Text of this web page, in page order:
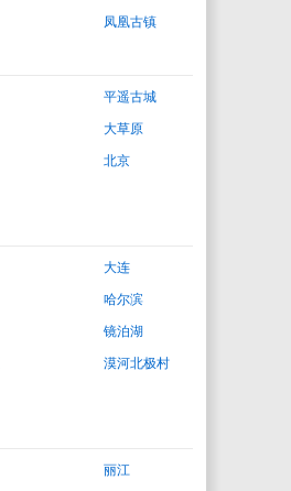
凤凰古镇
平遥古城
大草原
北京
大连
哈尔滨
镜泊湖
漠河北极村
丽江